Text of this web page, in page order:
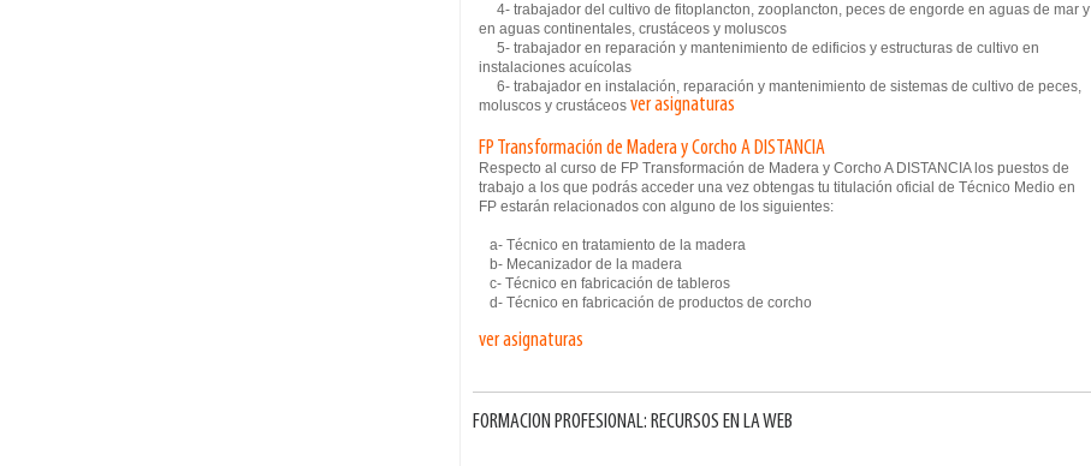
4- trabajador del cultivo de fitoplancton, zooplancton, peces de engorde en aguas de mar y
en aguas continentales, crustáceos y moluscos
5- trabajador en reparación y mantenimiento de edificios y estructuras de cultivo en
instalaciones acuícolas
6- trabajador en instalación, reparación y mantenimiento de sistemas de cultivo de peces,
moluscos y crustáceos ver asignaturas
FP Transformación de Madera y Corcho A DISTANCIA
Respecto al curso de FP Transformación de Madera y Corcho A DISTANCIA los puestos de
trabajo a los que podrás acceder una vez obtengas tu titulación oficial de Técnico Medio en
FP estarán relacionados con alguno de los siguientes:
a- Técnico en tratamiento de la madera
b- Mecanizador de la madera
c- Técnico en fabricación de tableros
d- Técnico en fabricación de productos de corcho
ver asignaturas
FORMACION PROFESIONAL: RECURSOS EN LA WEB